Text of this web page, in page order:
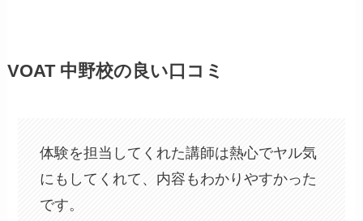
VOAT 中野校の良い口コミ
体験を担当してくれた講師は熱心でヤル気
にもしてくれて、内容もわかりやすかった
です。